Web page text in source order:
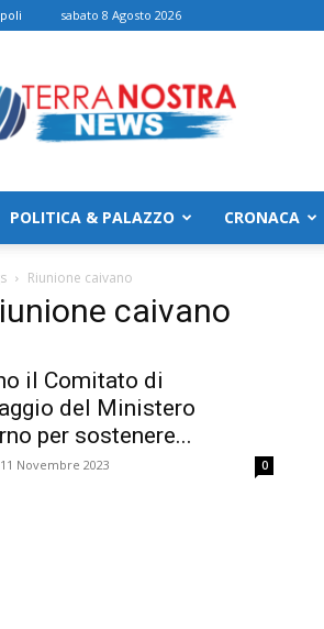
sabato 8 Agosto 2026
POLITICA & PALAZZO CRONACA
Riunione caivano
caivano
il Comitato di
del Ministero
per sostenere...
11 Novembre 2023 0